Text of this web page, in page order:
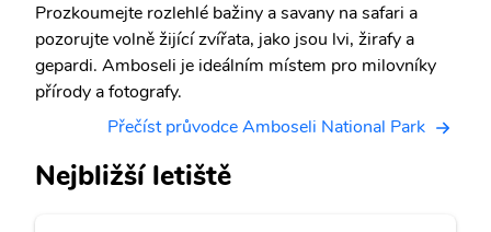
Prozkoumejte rozlehlé bažiny a savany na safari a
pozorujte volně žijící zvířata, jako jsou lvi, žirafy a
gepardi. Amboseli je ideálním místem pro milovníky
přírody a fotografy.
Přečíst průvodce Amboseli National Park
Nejbližší letiště